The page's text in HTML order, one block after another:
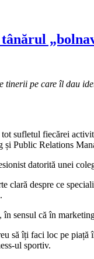
tinerii pe care îl dau
sufletul fiecărei
și Public Relations
datorită unei
clară despre ce
sensul că în
să îți faci loc pe piață
ul sportiv.